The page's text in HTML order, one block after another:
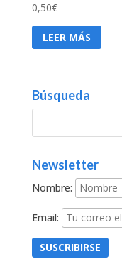
0,50€
LEER MÁS
Búsqueda
Newsletter
Nombre:
Email: